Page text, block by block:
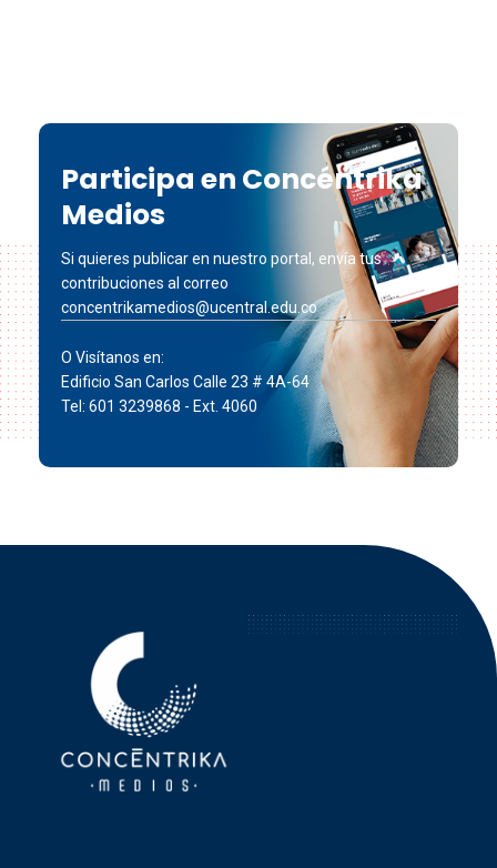
Participa en Concéntrika
Medios
Si quieres publicar en nuestro portal, envía tus
contribuciones al correo
concentrikamedios@ucentral.edu.co
O Visítanos en:
Edificio San Carlos Calle 23 # 4A-64
Tel: 601 3239868 - Ext. 4060